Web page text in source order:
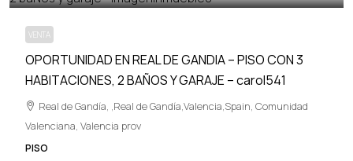
VENTA
OPORTUNIDAD EN REAL DE GANDIA – PISO CON 3
HABITACIONES, 2 BAÑOS Y GARAJE – carol541
Real de Gandía, ,Real de Gandía,Valencia,Spain, Comunidad
Valenciana, Valencia prov
PISO